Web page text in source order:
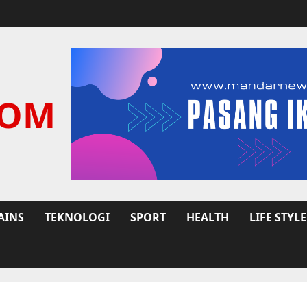
TEKNOLOGI SPORT HEALTH LIFE STYLE